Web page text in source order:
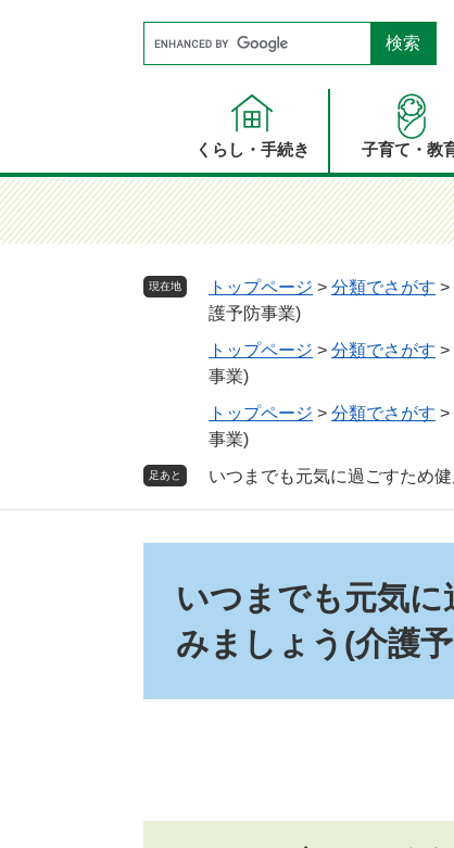
で
す。
ば
し
て
本
索
くらし・手続き 子育て・教
現在地 トップページ > 分類でさがす >
護予防事業)
トップページ > 分類でさがす >
事業)
トップページ > 分類でさがす >
事業)
足あと いつまでも元気に過ごすため
いつまでも元気
みましょう(介護